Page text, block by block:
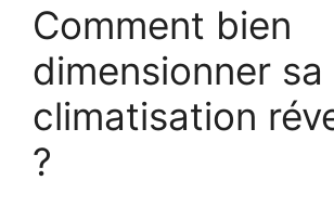
Comment bien
dimensionner sa
climatisation
?